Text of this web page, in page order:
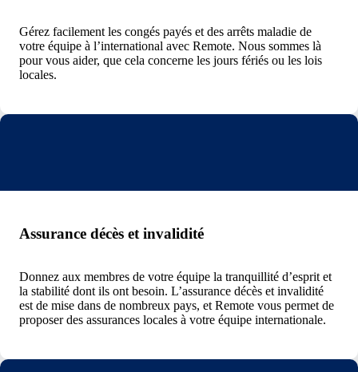
Gérez facilement les congés payés et des arrêts maladie de
votre équipe à l’international avec Remote. Nous sommes là
pour vous aider, que cela concerne les jours fériés ou les lois
locales.
Assurance décès et invalidité
Donnez aux membres de votre équipe la tranquillité d’esprit et
la stabilité dont ils ont besoin. L’assurance décès et invalidité
est de mise dans de nombreux pays, et Remote vous permet de
proposer des assurances locales à votre équipe internationale.